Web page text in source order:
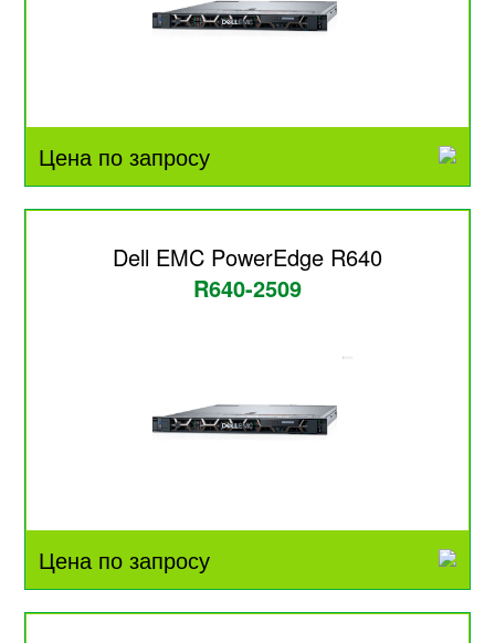
Цена по запросу
Dell EMC PowerEdge R640
R640-2509
Цена по запросу